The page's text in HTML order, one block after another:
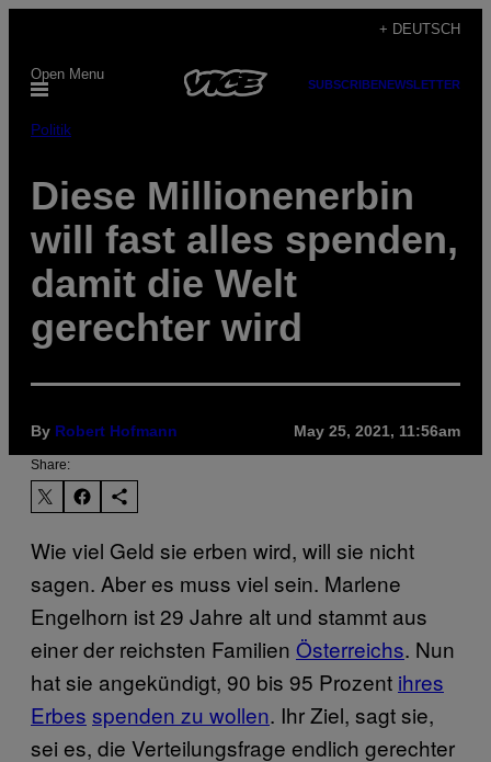
content
+ DEUTSCH
Open Menu
SUBSCRIBENEWSLETTER
Politik
Diese Millionenerbin
will fast alles spenden,
damit die Welt
gerechter wird
By Robert Hofmann May 25, 2021, 11:56am
Share:
Wie viel Geld sie erben wird, will sie nicht
sagen. Aber es muss viel sein. Marlene
Engelhorn ist 29 Jahre alt und stammt aus
einer der reichsten Familien Österreichs. Nun
hat sie angekündigt, 90 bis 95 Prozent ihres
Erbes spenden zu wollen. Ihr Ziel, sagt sie,
sei es, die Verteilungsfrage endlich gerechter